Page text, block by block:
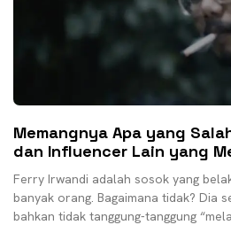
Memangnya Apa yang
dan Influencer Lain yang
Ferry Irwandi adalah sosok yang
banyak orang. Bagaimana tidak? Dia
bahkan tidak tanggung-tanggung